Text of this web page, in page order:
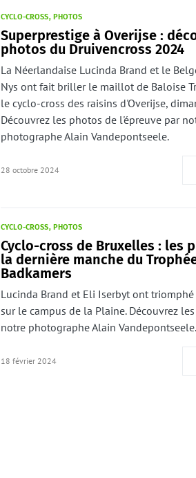
CYCLO-CROSS PHOTOS
Superprestige à Overijse :
photos du Druivencross 2024
La Néerlandaise Lucinda Brand et le
Nys ont fait briller le maillot de Baloise
le cyclo-cross des raisins d'Overijse,
Découvrez les photos de l'épreuve par
photographe Alain Vandepontseele.
28 octobre 2024
CYCLO-CROSS PHOTOS
Cyclo-cross de Bruxelles : les
la dernière manche du
Badkamers
Lucinda Brand et Eli Iserbyt ont
sur le campus de la Plaine. Découvrez
notre photographe Alain Vandepontseele.
18 février 2024